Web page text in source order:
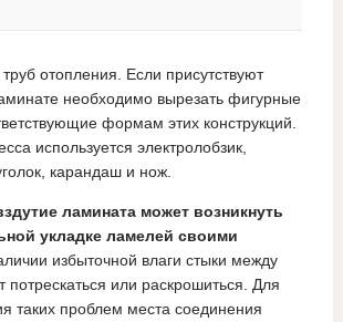
отопления. Если присутствуют
необходимо вырезать фигурные
формам этих конструкций.
используется электролобзик,
карандаш и нож.
ламината может возникнуть
укладке ламелей своими
избыточной влаги стыки между
потрескаться или раскрошиться. Для
таких проблем места соединения